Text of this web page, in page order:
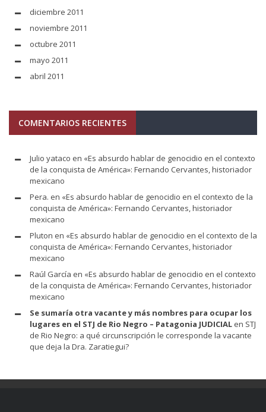
diciembre 2011
noviembre 2011
octubre 2011
mayo 2011
abril 2011
COMENTARIOS RECIENTES
Julio yataco en «Es absurdo hablar de genocidio en el contexto
de la conquista de América»: Fernando Cervantes, historiador
mexicano
Pera. en «Es absurdo hablar de genocidio en el contexto de la
conquista de América»: Fernando Cervantes, historiador
mexicano
Pluton en «Es absurdo hablar de genocidio en el contexto de la
conquista de América»: Fernando Cervantes, historiador
mexicano
Raúl García en «Es absurdo hablar de genocidio en el contexto
de la conquista de América»: Fernando Cervantes, historiador
mexicano
Se sumaría otra vacante y más nombres para ocupar los
lugares en el STJ de Rio Negro – Patagonia JUDICIAL en STJ
de Rio Negro: a qué circunscripción le corresponde la vacante
que deja la Dra. Zaratiegui?